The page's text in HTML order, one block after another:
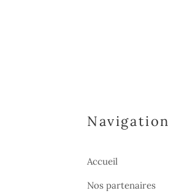
Navigation
Accueil
Nos partenaires